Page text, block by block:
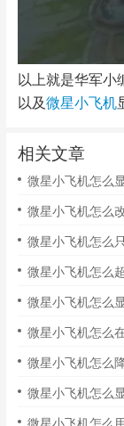
以上就是华军小
以及微星小飞机
相关文章
微星小飞机怎么
微星小飞机怎么
微星小飞机怎么
微星小飞机怎么
微星小飞机怎么
微星小飞机怎么
微星小飞机怎么